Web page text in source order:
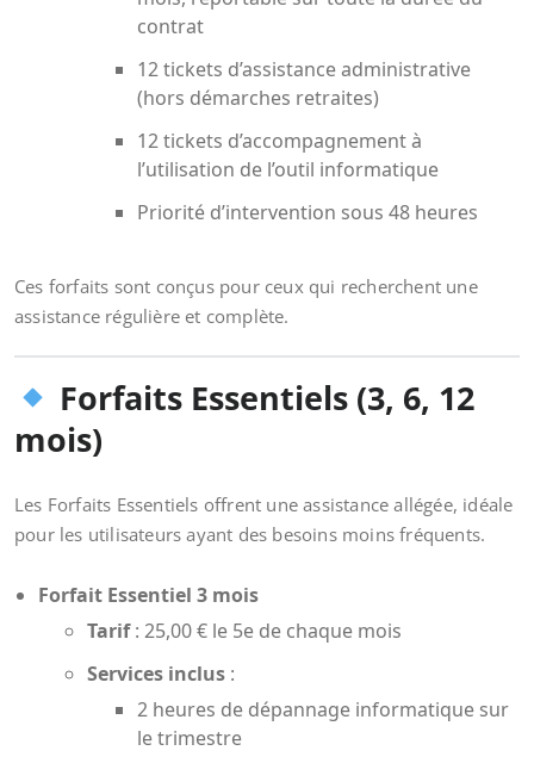
contrat
12 tickets d’assistance administrative
(hors démarches retraites)
12 tickets d’accompagnement à
l’utilisation de l’outil informatique
Priorité d’intervention sous 48 heures
Ces forfaits sont conçus pour ceux qui recherchent une
assistance régulière et complète.
Forfaits Essentiels (3, 6, 12
mois)
Les Forfaits Essentiels offrent une assistance allégée, idéale
pour les utilisateurs ayant des besoins moins fréquents.
Forfait Essentiel 3 mois
Tarif: 25,00 € le 5e de chaque mois
Services inclus :
2 heures de dépannage informatique sur
le trimestre